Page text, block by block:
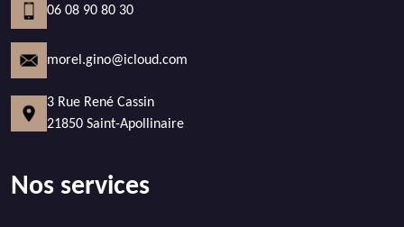
06 08 90 80 30
morel.gino@icloud.com
3 Rue René Cassin
21850 Saint-Apollinaire
Nos services